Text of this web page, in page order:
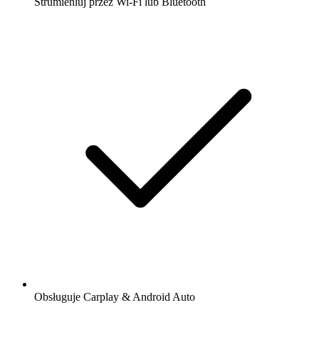
Obsługuje Carplay & Android Auto